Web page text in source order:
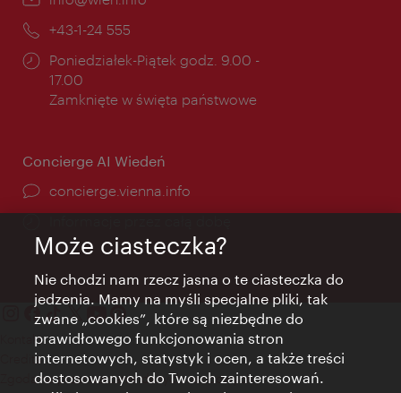
Telefon:
+43-1-24 555
Godziny
otwarcia:
Poniedziałek-Piątek godz. 9.00 -
17.00
Zamknięte w święta państwowe
Concierge AI Wiedeń
concierge.vienna.info
Kontakt
Credits
Zgoda na przetwarzanie danych osobowych
Może ciasteczka?
Nie chodzi nam rzecz jasna o te ciasteczka do
jedzenia. Mamy na myśli specjalne pliki, tak
zwane „cookies”, które są niezbędne do
prawidłowego funkcjonowania stron
internetowych, statystyk i ocen, a także treści
dostosowanych do Twoich zainteresowań.